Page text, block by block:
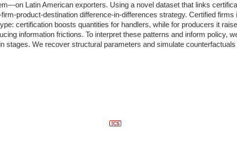
Latin American exporters. Using a novel dataset that links
product-destination difference-in-differences strategy. Certified
certification boosts quantities for handlers, while for producers it
information frictions. To interpret these patterns and inform policy,
stages. We recover structural parameters and simulate